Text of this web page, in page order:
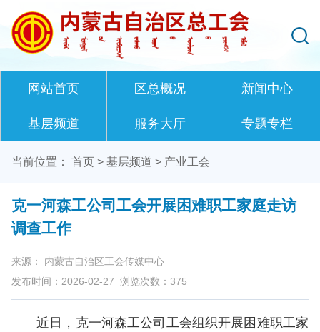
网站首页 区总概况 新闻中心
基层频道 服务大厅 专题专栏
当前位置： 首页 > 基层频道 > 产业工会
克一河森工公司工会开展困难职工家庭走访
调查工作
来源： 内蒙古自治区工会传媒中心
发布时间：2026-02-27 浏览次数： 375
近日，克一河森工公司工会组织开展困难职工家